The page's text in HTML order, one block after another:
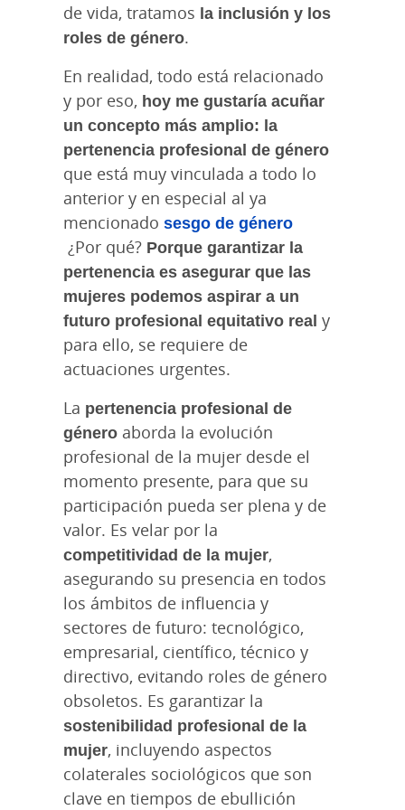
de vida, tratamos la inclusión y los
roles de género.
En realidad, todo está relacionado
y por eso, hoy me gustaría acuñar
un concepto más amplio: la
pertenencia profesional de género
que está muy vinculada a todo lo
anterior y en especial al ya
mencionado sesgo de género
¿Por qué? Porque garantizar la
pertenencia es asegurar que las
mujeres podemos aspirar a un
futuro profesional equitativo real y
para ello, se requiere de
actuaciones urgentes.
La pertenencia profesional de
género aborda la evolución
profesional de la mujer desde el
momento presente, para que su
participación pueda ser plena y de
valor. Es velar por la
competitividad de la mujer,
asegurando su presencia en todos
los ámbitos de influencia y
sectores de futuro: tecnológico,
empresarial, científico, técnico y
directivo, evitando roles de género
obsoletos. Es garantizar la
sostenibilidad profesional de la
mujer, incluyendo aspectos
colaterales sociológicos que son
clave en tiempos de ebullición